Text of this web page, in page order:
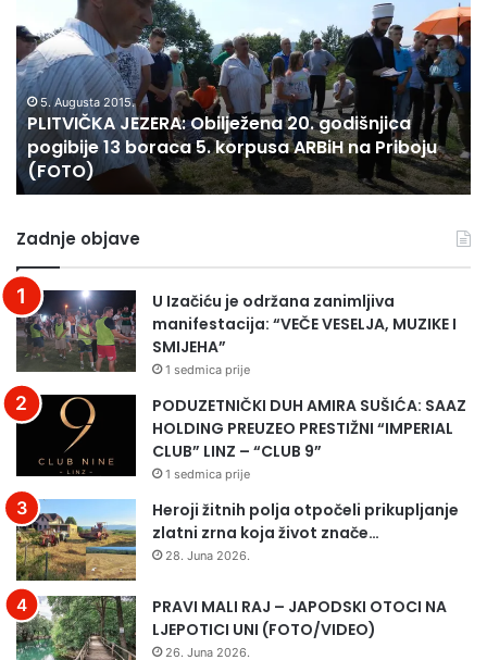
Obilježena
20.
godišnjica
pogibije
13
boraca
korpusa
ARBiH
Priboju
5. Augusta 2015.
PLITVIČKA JEZERA: Obilježena 20. godišnjica
pogibije 13 boraca 5. korpusa ARBiH na Priboju
(FOTO)
IZ
Zadnje objave
U Izačiću je održana zanimljiva
manifestacija: “VEČE VESELJA, MUZIKE I
SMIJEHA”
1 sedmica prije
PODUZETNIČKI DUH AMIRA SUŠIĆA: SAAZ
HOLDING PREUZEO PRESTIŽNI “IMPERIAL
CLUB” LINZ – “CLUB 9”
1 sedmica prije
Heroji žitnih polja otpočeli prikupljanje
zlatni zrna koja život znače…
28. Juna 2026.
PRAVI MALI RAJ – JAPODSKI OTOCI NA
LJEPOTICI UNI (FOTO/VIDEO)
26. Juna 2026.